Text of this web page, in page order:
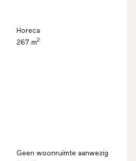
Horeca
267 m2
Geen woonruimte aanwezig